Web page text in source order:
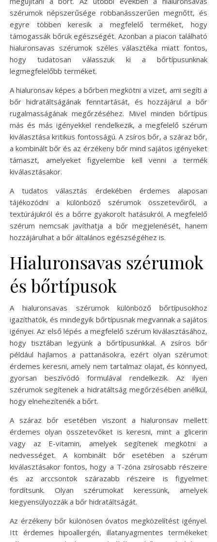
szérumok népszerűsége robbanásszerűen megnőtt, és
egyre többen keresik a megfelelő terméket, hogy
támogassák bőrük egészségét. Azonban a piacon található
hialuronsavas szérumok széles választéka miatt fontos,
hogy tudatosan válasszuk ki a bőrtípusunknak
legmegfelelőbb terméket.
A hialuronsav képes a bőrben megkötni a vizet, ami segíti a
bőr hidratáltságának fenntartását, és hozzájárul a bőr
rugalmasságának megőrzéséhez. Mivel minden bőrtípus
más és más igényekkel rendelkezik, a megfelelő szérum
kiválasztása kritikus fontosságú. A zsíros bőr, a száraz bőr,
a kombinált bőr és az érzékeny bőr mind sajátos igényeket
támaszt, amelyeket figyelembe kell venni a termék
kiválasztásakor.
A tudatos választás érdekében érdemes alaposan
tájékozódni a különböző szérumok összetevőiről, a
textúrájukról és a bőrre gyakorolt hatásukról. A megfelelő
szérum nemcsak javíthatja a bőr megjelenését, hanem
hozzájárulhat a bőr általános egészségéhez is.
Hialuronsavas szérumok
és bőrtípusok
A hialuronsavas szérumok különböző bőrtípusokhoz
igazíthatók, és mindegyik bőrtípusnak megvannak a sajátos
igényei. Az első lépés a megfelelő szérum kiválasztásához,
hogy tisztában legyünk a bőrtípusunkkal. A zsíros bőr
például hajlamos a pattanásokra, ezért olyan szérumot
érdemes keresni, amely nem tartalmaz olajat, és könnyed,
gyorsan beszívódó formulával rendelkezik. Az ilyen
szérumok segítenek a hidratáltság megőrzésében anélkül,
hogy elnehezítenék a bőrt.
A száraz bőr esetében viszont a hialuronsav mellett
érdemes olyan összetevőket is keresni, mint a glicerin
vagy az E-vitamin, amelyek segítenek megkötni a
nedvességet. A kombinált bőr esetében a szérum
kiválasztásakor fontos, hogy a T-zóna zsírosabb részeire
és az arccsontok szárazabb részeire is figyelmet
fordítsunk. Olyan szérumokat keressünk, amelyek
kiegyensúlyozzák a bőr hidratáltságát.
Az érzékeny bőr különösen óvatos megközelítést igényel.
Itt érdemes hipoallergén, illatanyagmentes termékeket